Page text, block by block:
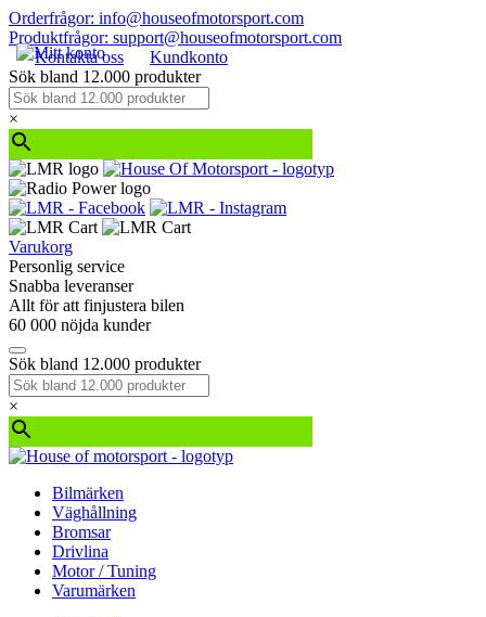
Orderfrågor: info@houseofmotorsport.com
Produktfrågor: support@houseofmotorsport.com
Kontakta oss
Kundkonto
Sök bland 12.000 produkter
×
Varukorg
Personlig service
Snabba leveranser
Allt för att finjustera bilen
60 000 nöjda kunder
Sök bland 12.000 produkter
×
Bilmärken
Väghållning
Bromsar
Drivlina
Motor / Tuning
Varumärken